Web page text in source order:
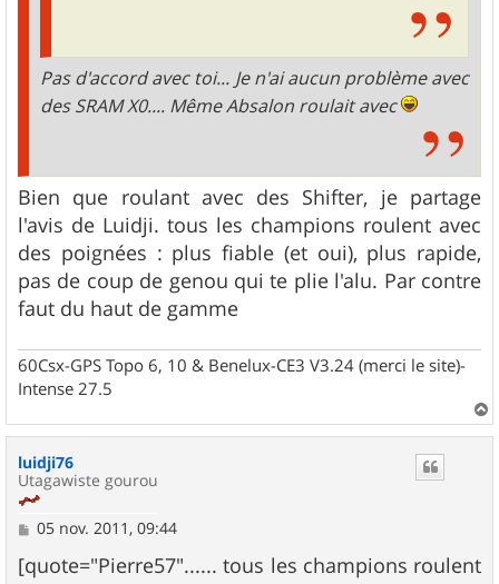
Pas d'accord avec toi... Je n'ai aucun problème avec
des SRAM X0.... Même Absalon roulait avec
Bien que roulant avec des Shifter, je partage
l'avis de Luidji. tous les champions roulent avec
des poignées : plus fiable (et oui), plus rapide,
pas de coup de genou qui te plie l'alu. Par contre
faut du haut de gamme
60Csx-GPS Topo 6, 10 & Benelux-CE3 V3.24 (merci le site)-
Intense 27.5
a
luidji76
Utagawiste gourou
M
s
05 nov. 2011, 09:44
[quote="Pierre57"...... tous les champions roulent